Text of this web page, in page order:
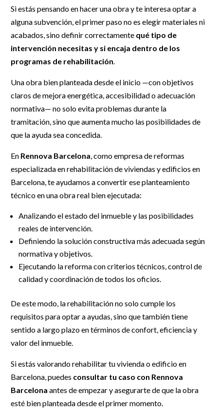
Si estás pensando en hacer una obra y te interesa optar a
alguna subvención, el primer paso no es elegir materiales ni
acabados, sino definir correctamente qué tipo de
intervención necesitas y si encaja dentro de los
programas de rehabilitación.
Una obra bien planteada desde el inicio —con objetivos
claros de mejora energética, accesibilidad o adecuación
normativa— no solo evita problemas durante la
tramitación, sino que aumenta mucho las posibilidades de
que la ayuda sea concedida.
En Rennova Barcelona, como empresa de reformas
especializada en rehabilitación de viviendas y edificios en
Barcelona, te ayudamos a convertir ese planteamiento
técnico en una obra real bien ejecutada:
Analizando el estado del inmueble y las posibilidades
reales de intervención.
Definiendo la solución constructiva más adecuada según
normativa y objetivos.
Ejecutando la reforma con criterios técnicos, control de
calidad y coordinación de todos los oficios.
De este modo, la rehabilitación no solo cumple los
requisitos para optar a ayudas, sino que también tiene
sentido a largo plazo en términos de confort, eficiencia y
valor del inmueble.
Si estás valorando rehabilitar tu vivienda o edificio en
Barcelona, puedes consultar tu caso con Rennova
Barcelona antes de empezar y asegurarte de que la obra
esté bien planteada desde el primer momento.